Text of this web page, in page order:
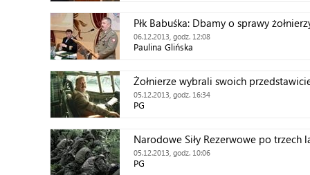
Płk Babuśka: Dbamy o sprawy
06.12.2013, godz. 12:08
Paulina Glińska
Żołnierze wybrali swoich
05.12.2013, godz. 16:34
PG
Narodowe Siły Rezerwowe po trzech
05.12.2013, godz. 10:06
PG